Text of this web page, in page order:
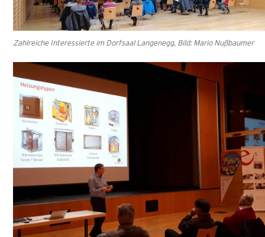
Zahlreiche Interessierte im Dorfsaal Langenegg, Bild: Mario Nußbaumer